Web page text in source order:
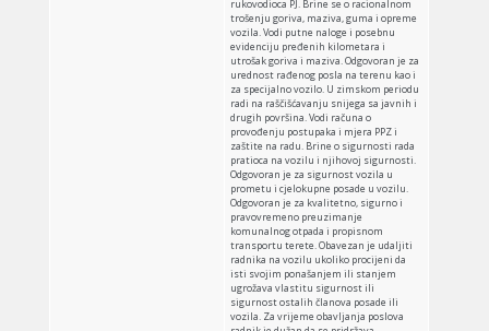
rukovodioca PJ. Brine se o racionalnom
trošenju goriva, maziva, guma i opreme
vozila. Vodi putne naloge i posebnu
evidenciju pređenih kilometara i
utrošak goriva i maziva. Odgovoran je za
urednost rađenog posla na terenu kao i
za specijalno vozilo. U zimskom periodu
radi na raščišćavanju snijega sa javnih i
drugih površina. Vodi računa o
provođenju postupaka i mjera PPZ i
zaštite na radu. Brine o sigurnosti rada
pratioca na vozilu i njihovoj sigurnosti.
Odgovoran je za sigurnost vozila u
prometu i cjelokupne posade u vozilu.
Odgovoran je za kvalitetno, sigurno i
pravovremeno preuzimanje
komunalnog otpada i propisnom
transportu terete. Obavezan je udaljiti
radnika na vozilu ukoliko procijeni da
isti svojim ponašanjem ili stanjem
ugrožava vlastitu sigurnost ili
sigurnost ostalih članova posade ili
vozila. Za vrijeme obavljanja poslova